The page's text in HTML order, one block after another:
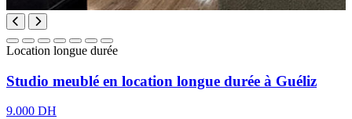
Location longue durée
Studio meublé en location longue durée à Guéliz
9.000 DH